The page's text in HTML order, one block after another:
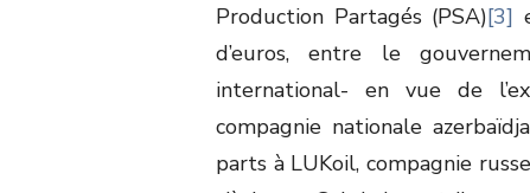
Production Partagés (PSA)[3]
d’euros, entre le
international- en vue de
compagnie nationale
parts à LUKoil, compagnie